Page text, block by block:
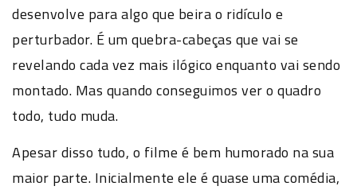
desenvolve para algo que beira o ridículo e
perturbador. É um quebra-cabeças que vai se
revelando cada vez mais ilógico enquanto vai sendo
montado. Mas quando conseguimos ver o quadro
todo, tudo muda.
Apesar disso tudo, o filme é bem humorado na sua
maior parte. Inicialmente ele é quase uma comédia,